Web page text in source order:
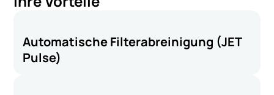
Automatische Filterabreinigung (JET
Pulse)